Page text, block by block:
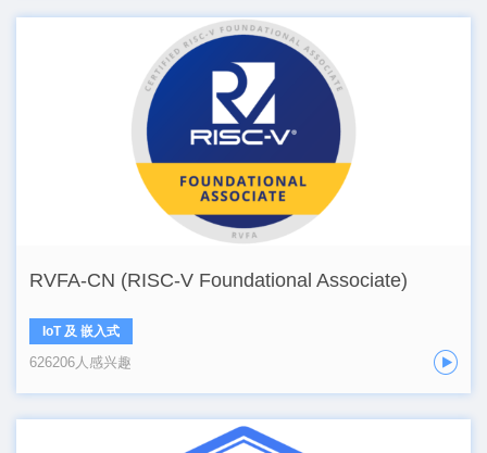
RVFA-CN (RISC-V Foundational Associate)
IoT 及 嵌入式
626206人感兴趣